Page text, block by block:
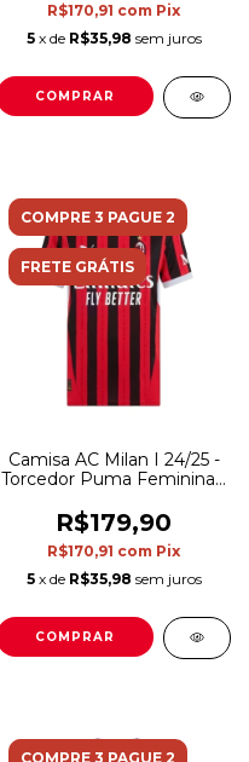
R$170,91 com Pix
5 x de R$35,98 sem juros
COMPRAR
COMPRE 3 PAGUE 2
FRETE GRÁTIS
Camisa AC Milan I 24/25 -
Torcedor Puma Feminina -
R$179,90
R$170,91 com Pix
5 x de R$35,98 sem juros
COMPRAR
COMPRE 3 PAGUE 2